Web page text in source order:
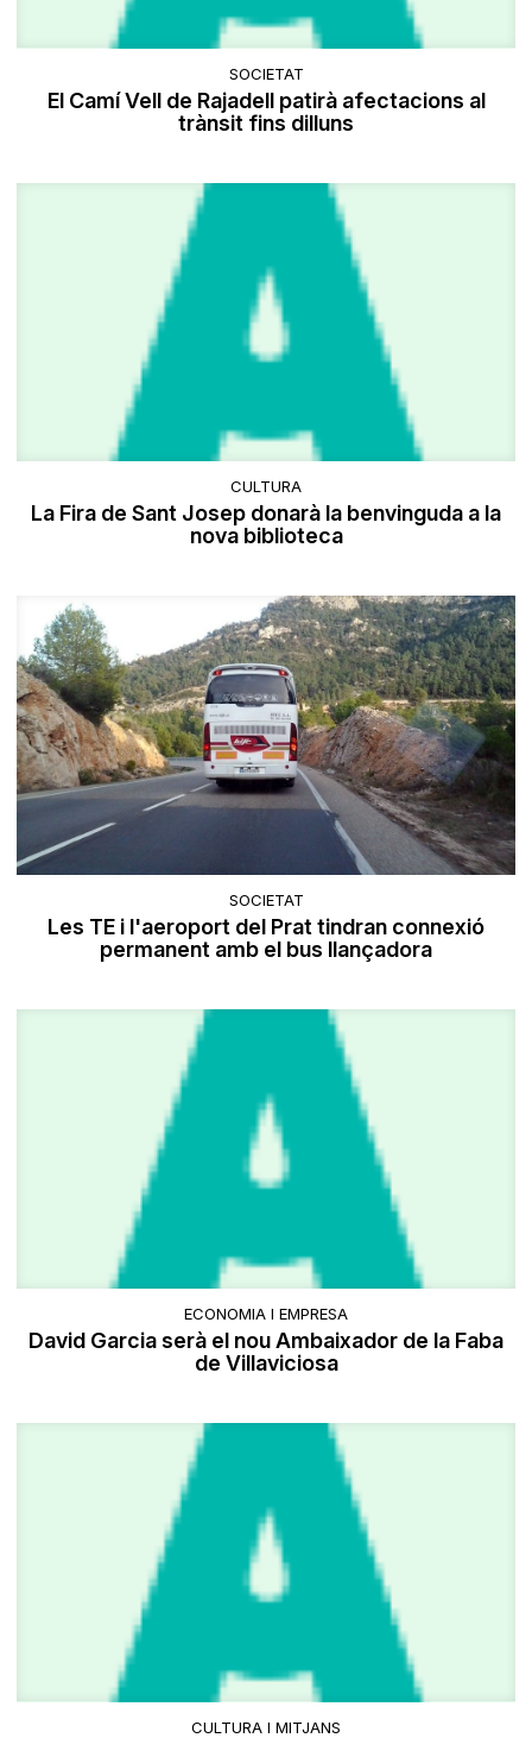
SOCIETAT
El Camí Vell de Rajadell patirà afectacions al
trànsit fins dilluns
CULTURA
La Fira de Sant Josep donarà la benvinguda a la
nova biblioteca
SOCIETAT
Les TE i l'aeroport del Prat tindran connexió
permanent amb el bus llançadora
ECONOMIA I EMPRESA
David Garcia serà el nou Ambaixador de la Faba
de Villaviciosa
CULTURA I MITJANS